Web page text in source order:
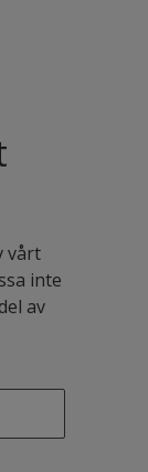
vårt
inte
av